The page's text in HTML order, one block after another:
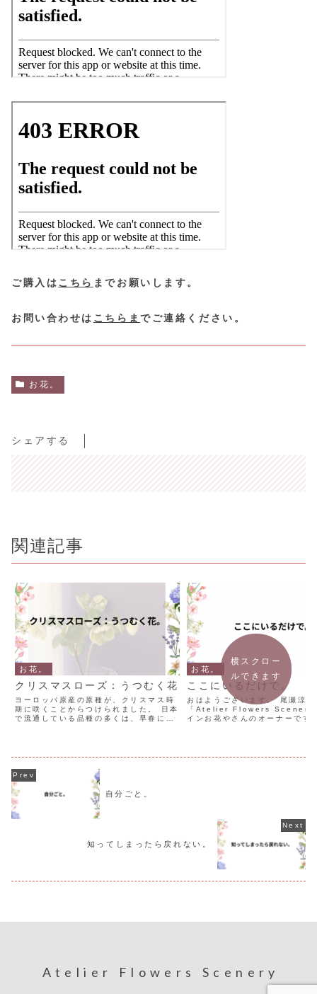
ご購入はこちら までお願いします。
お問い合わせは こちらまでご連絡ください。
お花。
シェアする
関連記事
お花。
クリスマスローズ：うつむく花
ヨーロッパ原産の原種が、クリスマス時
期に咲くことからつけられました。 日本
で流通している品種の多くは、早春に開
ズ」と付けられたよ...
お花。
ここにいるだけで。
おはようございます。 尾瀬涼子
「Atelier Flowers Scenery
インお花やさんのオーナーです
横スクロー
ルできます
自分ごと。
知ってしまったら戻れない。
Atelier Flowers Scenery